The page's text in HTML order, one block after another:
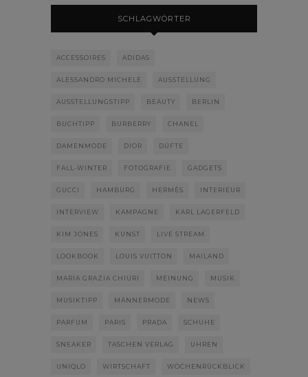
SCHLAGWÖRTER
ACCESSOIRES ADIDAS
ALESSANDRO MICHELE AUSSTELLUNG
AUSSTELLUNGSTIPP BEAUTY BERLIN
BUCHTIPP BURBERRY CHANEL
DAMENMODE DIOR DÜFTE
FALL-WINTER FOTOGRAFIE GADGETS
GUCCI HAMBURG HERMÈS INTERIEUR
INTERVIEW KAMPAGNE KARL LAGERFELD
KIM JONES KUNST LIVE STREAM
LOOKBOOK LOUIS VUITTON MAILAND
MARIA GRAZIA CHIURI MEINUNG MUSIK
MUSIKTIPP MÄNNERMODE NEWS
PARFUM PARIS PRADA SCHUHE
SNEAKER TASCHEN VERLAG UHREN
UNIQLO WIRTSCHAFT WOCHENRÜCKBLICK